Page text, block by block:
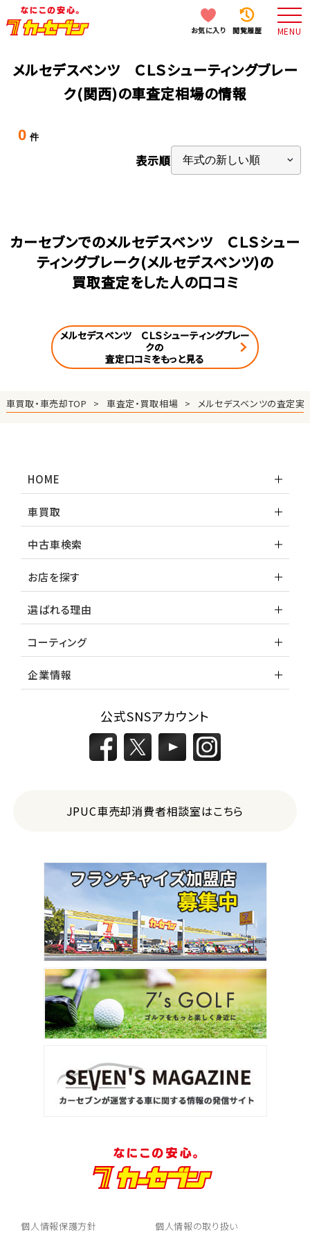
お気に入り 閲覧履歴 MENU
メルセデスベンツ ＣＬＳシューティングブレー
ク(関西)の車査定相場の情報
0 件
表示順
カーセブンでのメルセデスベンツ ＣＬＳシュー
ティングブレーク(メルセデスベンツ)の
買取査定をした人の口コミ
メルセデスベンツ ＣＬＳシューティングブレー
クの
査定口コミをもっと見る
車買取・車売却TOP 車査定・買取相場 メルセデスベンツの査定実
HOME
車買取
中古車検索
お店を探す
選ばれる理由
コーティング
企業情報
公式SNSアカウント
JPUC車売却消費者相談室はこちら
個人情報保護方針
個人情報の取り扱い